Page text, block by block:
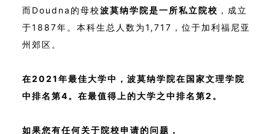
而Doudna的母校波莫纳学院是一所私立院校 ，成立
于1887年。本科生总人数为1,717，位于加利福尼亚
州郊区。
在2021年最佳大学中，波莫纳学院在国家文理学院
中排名第4。在最值得上的大学之中排名第2。
如果您有任何关于院校申请的问题，